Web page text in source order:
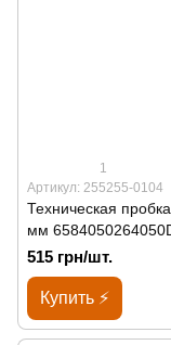
1
Артикул: 255255-0104
Техническая
мм
515 грн/шт.
Купить ⚡